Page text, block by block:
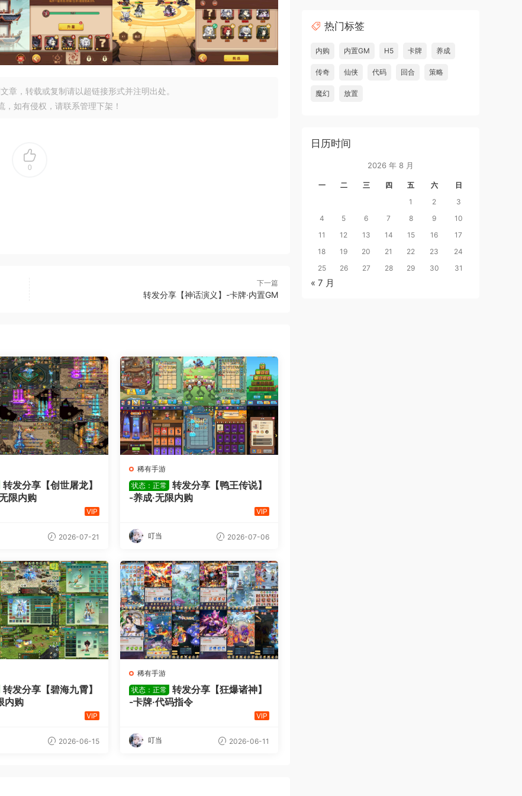
章，转载或复制请以超链接形式并注明出处。
如有侵权，请联系管理下架！
0
下一篇
转发分享【神话演义】-卡牌·内置GM
转发分享【创世屠龙】
限内购
VIP
2026-07-21
稀有手游
状态：正常
转发分享【鸭王传说】
-养成·无限内购
VIP
叮当 2026-07-06
转发分享【碧海九霄】
内购
VIP
2026-06-15
稀有手游
状态：正常
转发分享【狂爆诸神】
-卡牌·代码指令
VIP
叮当 2026-06-11
热门标签
内购 内置GM H5 卡牌 养成
传奇 仙侠 代码 回合 策略
魔幻 放置
日历时间
2026 年 8 月
一 二 三 四 五 六
日
1
2
3
4
5 6 7 8 9
10
11
12 13 14 15 16
17
18
19 20 21 22 23
24
25
26 27 28 29 30 31
« 7 月